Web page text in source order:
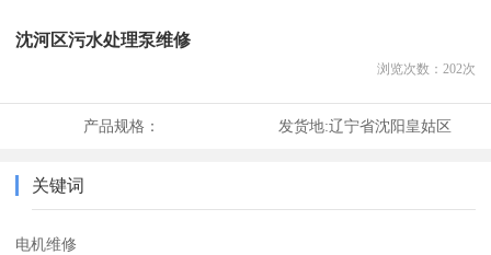
沈河区污水处理泵维修
浏览次数： 202次
产品规格： 发货地:辽宁省沈阳皇姑区
关键词
电机维修